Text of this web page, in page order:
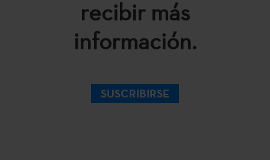
recibir más
información.
SUSCRIBIRSE